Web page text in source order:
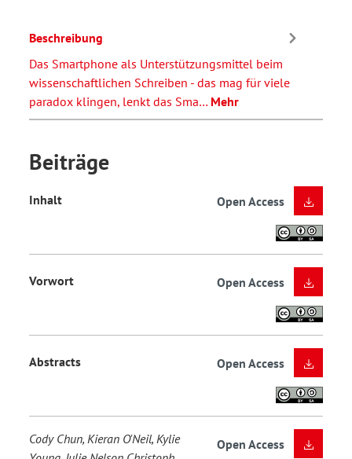
Beschreibung
Das Smartphone als Unterstützungsmittel beim
wissenschaftlichen Schreiben - das mag für viele
paradox klingen, lenkt das Sma… Mehr
Beiträge
Inhalt Open Access
Vorwort Open Access
Abstracts Open Access
Cody Chun, Kieran O'Neil, Kylie
Open Access